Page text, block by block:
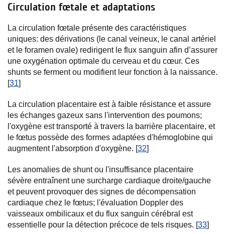
Circulation fœtale et adaptations
La circulation fœtale présente des caractéristiques
uniques: des dérivations (le canal veineux, le canal artériel
et le foramen ovale) redirigent le flux sanguin afin d’assurer
une oxygénation optimale du cerveau et du cœur. Ces
shunts se ferment ou modifient leur fonction à la naissance.
[31]
La circulation placentaire est à faible résistance et assure
les échanges gazeux sans l'intervention des poumons;
l'oxygène est transporté à travers la barrière placentaire, et
le fœtus possède des formes adaptées d'hémoglobine qui
augmentent l'absorption d'oxygène. [32]
Les anomalies de shunt ou l'insuffisance placentaire
sévère entraînent une surcharge cardiaque droite/gauche
et peuvent provoquer des signes de décompensation
cardiaque chez le fœtus; l'évaluation Doppler des
vaisseaux ombilicaux et du flux sanguin cérébral est
essentielle pour la détection précoce de tels risques. [33]